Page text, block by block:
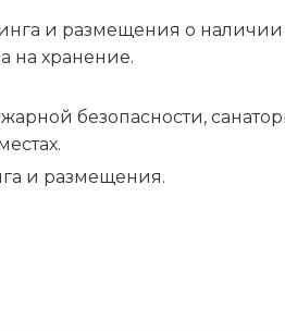
партнёры
и размещения о наличии
на хранение.
безопасности,
и размещения.